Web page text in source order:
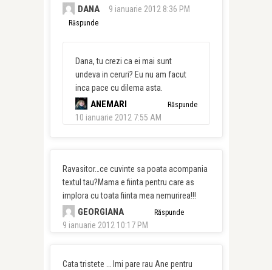
DANA 9 ianuarie 2012 8:36 PM
Răspunde
Dana, tu crezi ca ei mai sunt
undeva in ceruri? Eu nu am facut
inca pace cu dilema asta.
ANEMARI
10 ianuarie 2012 7:55 AM
Răspunde
Ravasitor…ce cuvinte sa poata acompania
textul tau?Mama e fiinta pentru care as
implora cu toata fiinta mea nemurirea!!!
GEORGIANA
9 ianuarie 2012 10:17 PM
Răspunde
Cata tristete … Imi pare rau Ane pentru